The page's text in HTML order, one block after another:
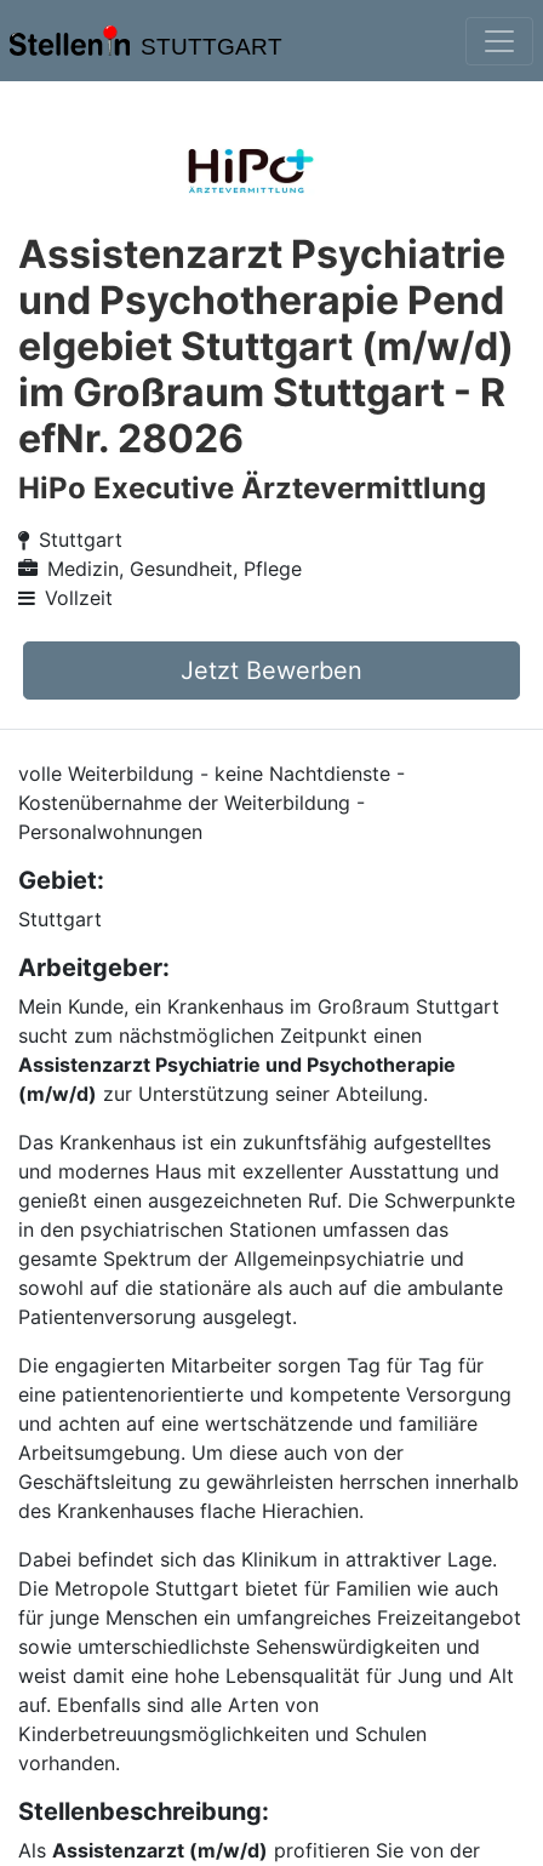
STUTTGART
Assistenzarzt Psychiatrie
und Psychotherapie Pend
elgebiet Stuttgart (m/w/d)
im Großraum Stuttgart - R
efNr. 28026
HiPo Executive Ärztevermittlung
Stuttgart
Medizin, Gesundheit, Pflege
Vollzeit
Jetzt Bewerben
volle Weiterbildung - keine Nachtdienste -
Kostenübernahme der Weiterbildung -
Personalwohnungen
Gebiet:
Stuttgart
Arbeitgeber:
Mein Kunde, ein Krankenhaus im Großraum Stuttgart
sucht zum nächstmöglichen Zeitpunkt einen
Assistenzarzt Psychiatrie und Psychotherapie
(m/w/d) zur Unterstützung seiner Abteilung.
Das Krankenhaus ist ein zukunftsfähig aufgestelltes
und modernes Haus mit exzellenter Ausstattung und
genießt einen ausgezeichneten Ruf. Die Schwerpunkte
in den psychiatrischen Stationen umfassen das
gesamte Spektrum der Allgemeinpsychiatrie und
sowohl auf die stationäre als auch auf die ambulante
Patientenversorung ausgelegt.
Die engagierten Mitarbeiter sorgen Tag für Tag für
eine patientenorientierte und kompetente Versorgung
und achten auf eine wertschätzende und familiäre
Arbeitsumgebung. Um diese auch von der
Geschäftsleitung zu gewährleisten herrschen innerhalb
des Krankenhauses flache Hierachien.
Dabei befindet sich das Klinikum in attraktiver Lage.
Die Metropole Stuttgart bietet für Familien wie auch
für junge Menschen ein umfangreiches Freizeitangebot
sowie umterschiedlichste Sehenswürdigkeiten und
weist damit eine hohe Lebensqualität für Jung und Alt
auf. Ebenfalls sind alle Arten von
Kinderbetreuungsmöglichkeiten und Schulen
vorhanden.
Stellenbeschreibung:
Als Assistenzarzt (m/w/d) profitieren Sie von der